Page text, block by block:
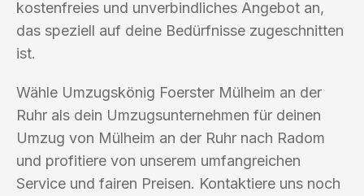
kostenfreies und unverbindliches Angebot an,
das speziell auf deine Bedürfnisse zugeschnitten
ist.
Wähle Umzugskönig Foerster Mülheim an der
Ruhr als dein Umzugsunternehmen für deinen
Umzug von Mülheim an der Ruhr nach Radom
und profitiere von unserem umfangreichen
Service und fairen Preisen. Kontaktiere uns noch